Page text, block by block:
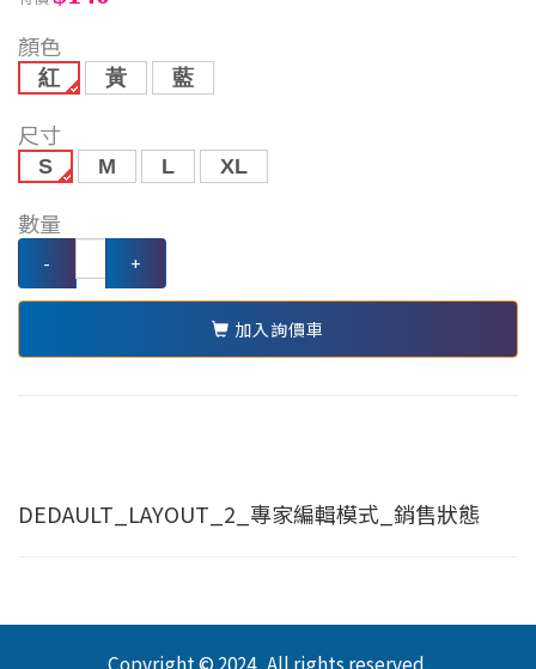
顏色
紅 黃 藍
尺寸
S M L XL
數量
- +
加入詢價車
DEDAULT_LAYOUT_2_專家編輯模式_銷售狀態
Copyright © 2024 . All rights reserved.